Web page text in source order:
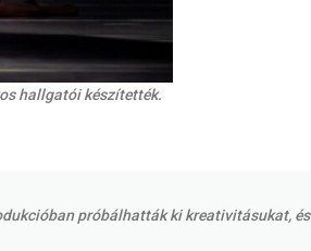
hallgatói készítették.
próbálhatták ki kreativitásukat, és